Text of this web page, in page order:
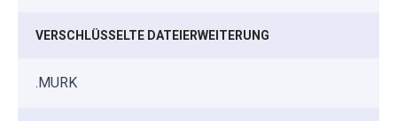
VERSCHLÜSSELTE DATEIERWEITERUNG
.MURK